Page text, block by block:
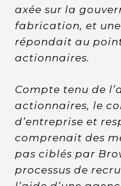
axée sur la
fabrication, et
répondait au
actionnaires.
Compte tenu de
actionnaires, le
d’entreprise et
comprenait des
pas ciblés par
processus de